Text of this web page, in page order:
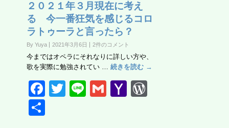
２０２１年３月現在に考え
る 今一番狂気を感じるコロ
ラトゥーラと言ったら？
By Yuya 2021年3月6日 2件のコメント
今まではオペラにそれなりに詳しい方や、
歌を実際に勉強されてい …続きを読む →
F
T
Li
G
Y